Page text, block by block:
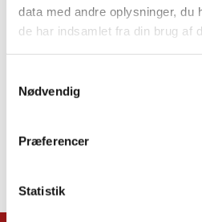
data med andre oplysninger, du
de har indsamlet fra din brug af
Nødvendig
Præferencer
Statistik